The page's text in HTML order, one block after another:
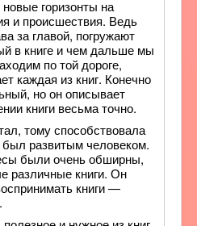
горизонты на
и происшествия. Ведь
за главой, погружают
в книге и чем дальше мы
по той дороге,
каждая из книг. Конечно
но он описывает
книги весьма точно.
тому способствовала
был развитым человеком.
были очень обширны,
различные книги. Он
книги —